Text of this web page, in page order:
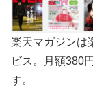
楽天マガジンは
ビス。月額380
す。